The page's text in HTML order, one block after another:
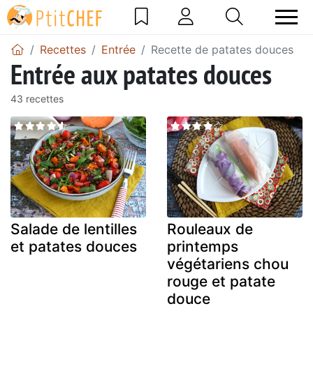
Recettes Entrée Recette de patates douces
Entrée aux patates douces
43 recettes
Salade de lentilles
et patates douces
Rouleaux de
printemps
végétariens chou
rouge et patate
douce